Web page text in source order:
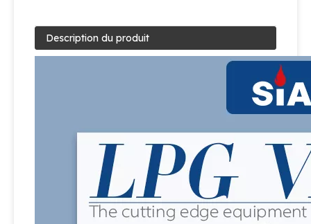
Description du produit